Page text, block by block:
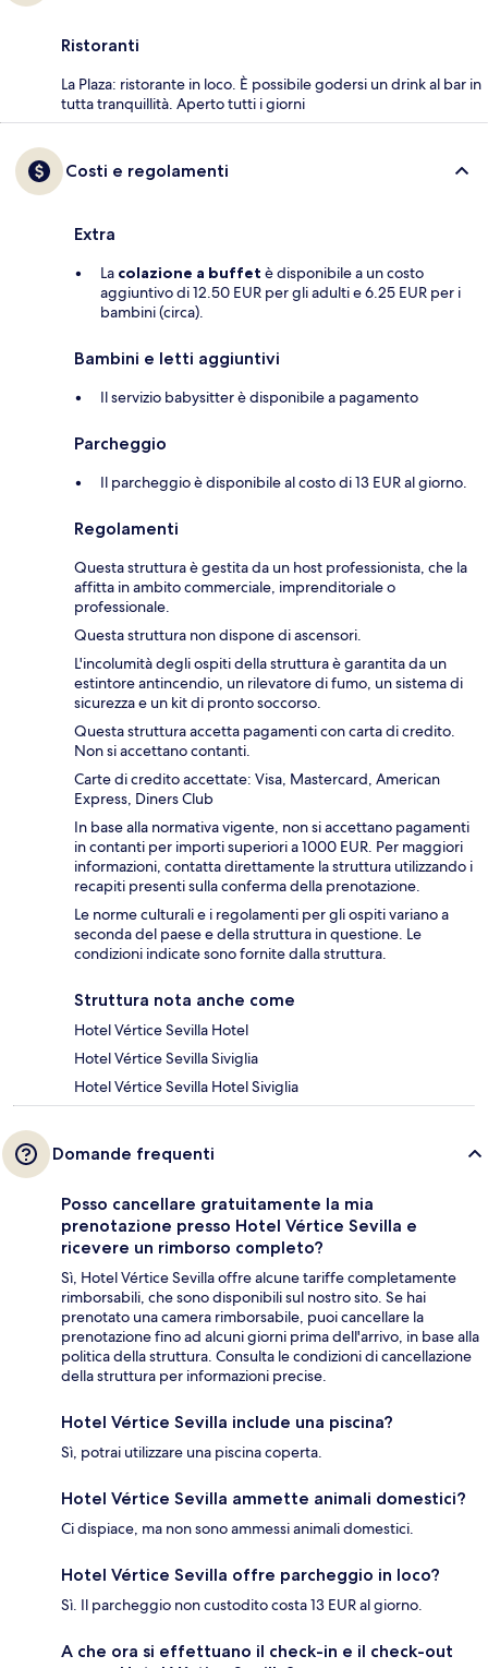
Ristoranti
La Plaza: ristorante in loco. È possibile godersi un drink al bar in
tutta tranquillità. Aperto tutti i giorni
Costi e regolamenti
Extra
La colazione a buffet è disponibile a un costo
aggiuntivo di 12.50 EUR per gli adulti e 6.25 EUR per i
bambini (circa).
Bambini e letti aggiuntivi
Il servizio babysitter è disponibile a pagamento
Parcheggio
Il parcheggio è disponibile al costo di 13 EUR al giorno.
Regolamenti
Questa struttura è gestita da un host professionista, che la
affitta in ambito commerciale, imprenditoriale o
professionale.
Questa struttura non dispone di ascensori.
L'incolumità degli ospiti della struttura è garantita da un
estintore antincendio, un rilevatore di fumo, un sistema di
sicurezza e un kit di pronto soccorso.
Questa struttura accetta pagamenti con carta di credito.
Non si accettano contanti.
Carte di credito accettate: Visa, Mastercard, American
Express, Diners Club
In base alla normativa vigente, non si accettano pagamenti
in contanti per importi superiori a 1000 EUR. Per maggiori
informazioni, contatta direttamente la struttura utilizzando i
recapiti presenti sulla conferma della prenotazione.
Le norme culturali e i regolamenti per gli ospiti variano a
seconda del paese e della struttura in questione. Le
condizioni indicate sono fornite dalla struttura.
Struttura nota anche come
Hotel Vértice Sevilla Hotel
Hotel Vértice Sevilla Siviglia
Hotel Vértice Sevilla Hotel Siviglia
Domande frequenti
Posso cancellare gratuitamente la mia
prenotazione presso Hotel Vértice Sevilla e
ricevere un rimborso completo?
Sì, Hotel Vértice Sevilla offre alcune tariffe completamente
rimborsabili, che sono disponibili sul nostro sito. Se hai
prenotato una camera rimborsabile, puoi cancellare la
prenotazione fino ad alcuni giorni prima dell'arrivo, in base alla
politica della struttura. Consulta le condizioni di cancellazione
della struttura per informazioni precise.
Hotel Vértice Sevilla include una piscina?
Sì, potrai utilizzare una piscina coperta.
Hotel Vértice Sevilla ammette animali domestici?
Ci dispiace, ma non sono ammessi animali domestici.
Hotel Vértice Sevilla offre parcheggio in loco?
Sì. Il parcheggio non custodito costa 13 EUR al giorno.
A che ora si effettuano il check-in e il check-out